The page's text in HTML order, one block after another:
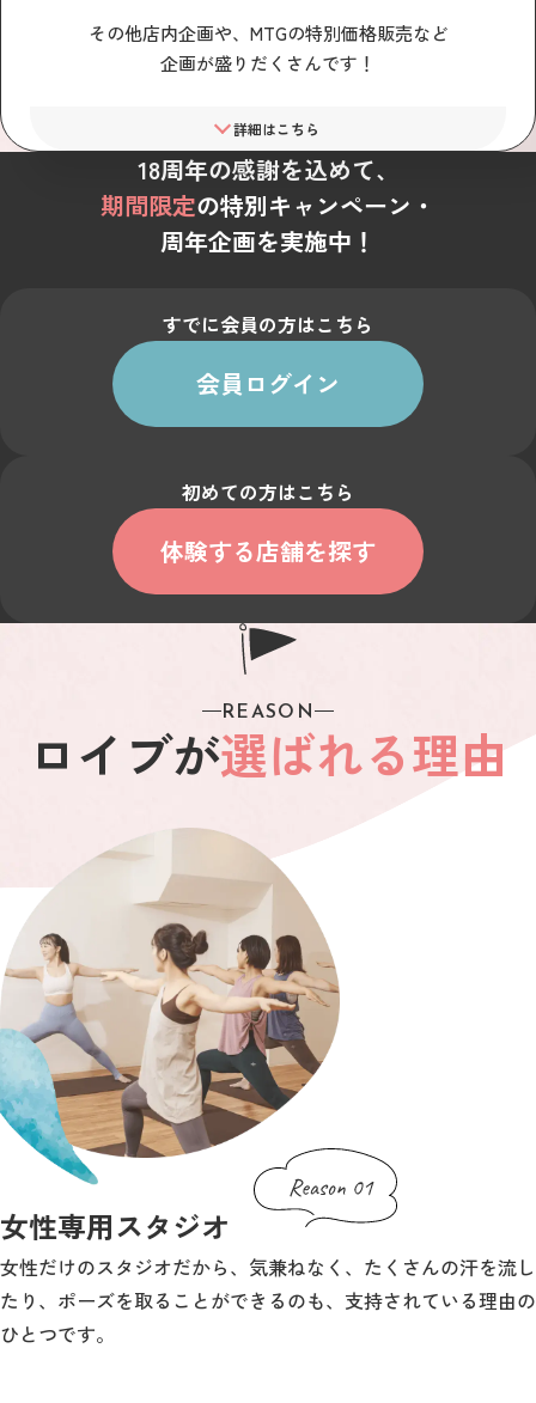
その他店内企画や、 MTGの特別価格販売など
企画が盛りだくさんです！
詳細はこちら
18周年の感謝を込めて、
期間限定の特別キャンペーン・
周年企画を実施中！
初めての方はこちら
体験する店舗を探す
すでに会員の方はこちら
会員ログイン
REASON
ロイブが選ばれる理由
女性専用スタジオ
女性だけのスタジオだから、気兼ねなく、たくさんの汗を流し
たり、ポーズを取ることができるのも、支持されている理由の
ひとつです。